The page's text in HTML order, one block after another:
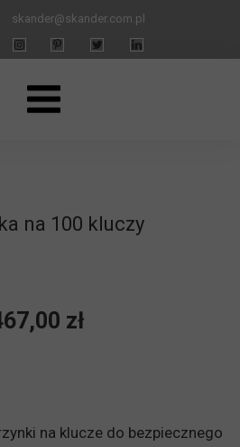
skander@skander.com.pl
na 100 kluczy
zł
na klucze do bezpiecznego